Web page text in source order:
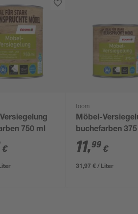
750 ml
€
toom
Möbel-
buchefarben
11,99 €
31,97 € / Liter